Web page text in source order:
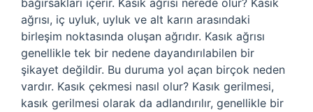
bağırsakları içerir. Kasık ağrısı nerede olur? Kasık
ağrısı, iç uyluk, uyluk ve alt karın arasındaki
birleşim noktasında oluşan ağrıdır. Kasık ağrısı
genellikle tek bir nedene dayandırılabilen bir
şikayet değildir. Bu duruma yol açan birçok neden
vardır. Kasık çekmesi nasıl olur? Kasık gerilmesi,
kasık gerilmesi olarak da adlandırılır, genellikle bir